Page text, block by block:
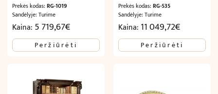
Prekės kodas: RG-1019
Sandėlyje: Turime
Kaina: 5 719,67€
Peržiūrėti
Prekės kodas:RG-535
Sandėlyje: Turime
Kaina: 11 049,72€
Peržiūrėti